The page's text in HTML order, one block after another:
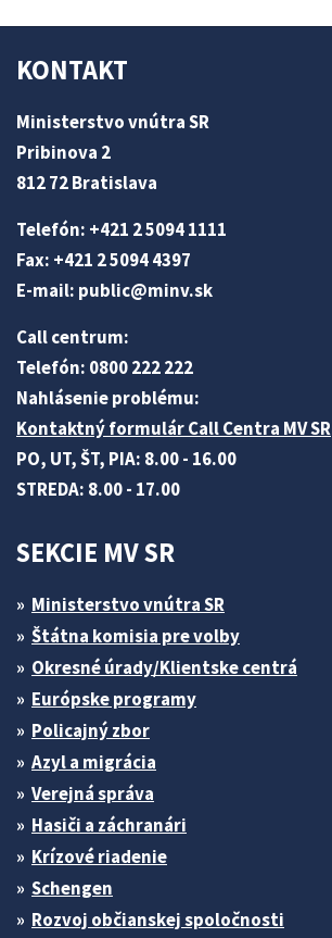
KONTAKT
Ministerstvo vnútra SR
Pribinova 2
812 72 Bratislava
Telefón: +421 2 5094 1111
Fax: +421 2 5094 4397
E-mail: public@minv.sk
Call centrum:
Telefón: 0800 222 222
Nahlásenie problému:
Kontaktný formulár Call Centra MV SR
PO, UT, ŠT, PIA: 8.00 - 16.00
STREDA: 8.00 - 17.00
SEKCIE MV SR
Ministerstvo vnútra SR
Štátna komisia pre volby
Okresné úrady/Klientske centrá
Európske programy
Policajný zbor
Azyl a migrácia
Verejná správa
Hasiči a záchranári
Krízové riadenie
Schengen
Rozvoj občianskej spoločnosti